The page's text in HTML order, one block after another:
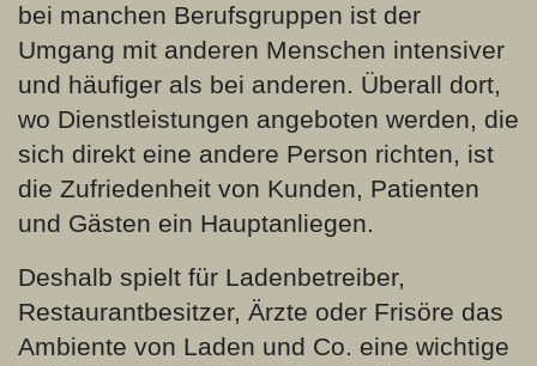
bei manchen Berufsgruppen ist der
Umgang mit anderen Menschen intensiver
und häufiger als bei anderen. Überall dort,
wo Dienstleistungen angeboten werden, die
sich direkt eine andere Person richten, ist
die Zufriedenheit von Kunden, Patienten
und Gästen ein Hauptanliegen.
Deshalb spielt für Ladenbetreiber,
Restaurantbesitzer, Ärzte oder Frisöre das
Ambiente von Laden und Co. eine wichtige